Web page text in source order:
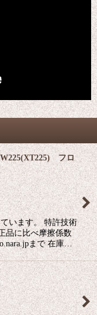
フロ
います。 特許技術
品に比べ摩擦係数
まで 在庫…